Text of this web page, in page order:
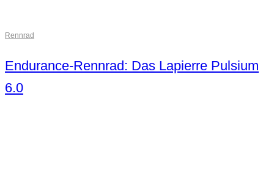
Rennrad
Endurance-Rennrad: Das Lapierre Pulsium
6.0